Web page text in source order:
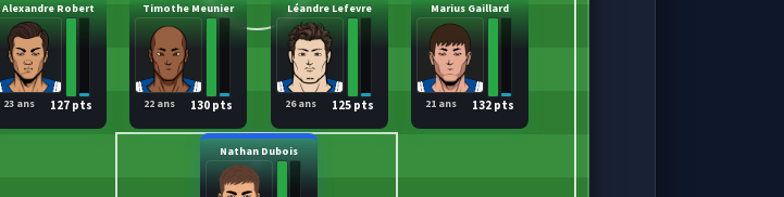
Nathan Dubois
Alexandre Robert
127 pts
23 ans
Timothe Meunier
130 pts
22 ans
Léandre Lefevre
125 pts
26 ans
Marius Gaillard
132 pts
21 ans